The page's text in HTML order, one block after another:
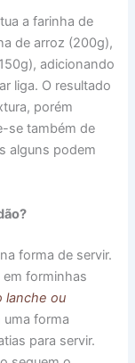
a farinha de
de arroz (200g),
adicionando
liga. O resultado
porém
se também de
alguns podem
forma de servir.
forminhas
lanche ou
uma forma
para servir.